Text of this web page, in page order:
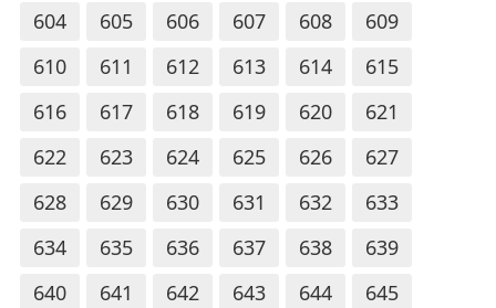
604
605 606 607 608
609
610
611 612 613 614
615
616
617 618 619 620
621
622
623 624 625 626
627
628
629 630 631 632
633
634
635 636 637 638
639
640
641 642 643 644
645